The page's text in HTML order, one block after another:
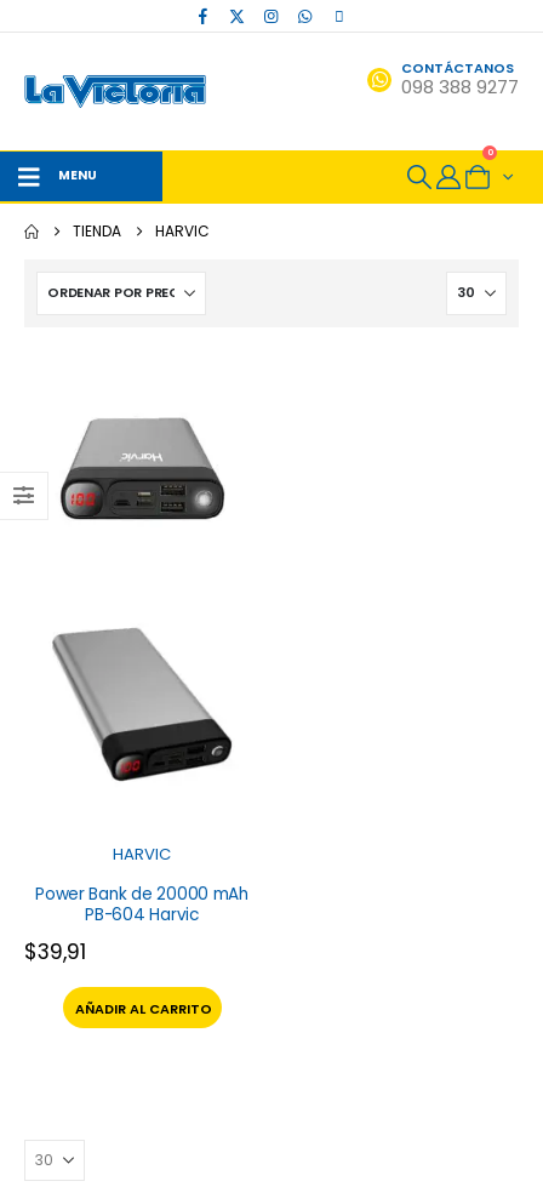
CONTÁCTANOS
098 388 9277
MENU
0
TIENDA HARVIC
HARVIC
Power Bank de 20000 mAh
PB-604 Harvic
$39,91
AÑADIR AL CARRITO